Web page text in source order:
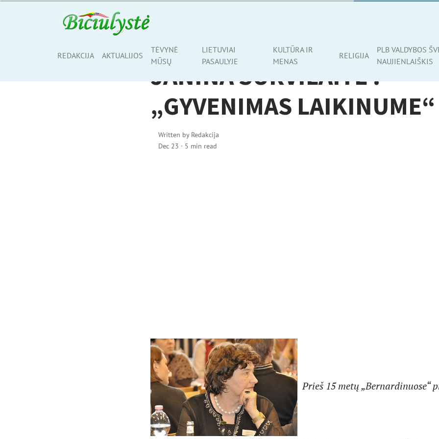
REDAKCIJA AKTUALIJOS
TĖVYNĖ
MŪSŲ
LIETUVIAI
PASAULYJE
KULTŪRA IR
MENAS
RELIGIJA
PLB VALDYBOS
NAUJIENLAIŠKIS
LIETUVIAI PASAULYJE
JANINA SURVILAITĖ :
„GYVENIMAS LAIKINUME“
Written by Redakcija
Dec 23 · 5 min read
Prieš 15 metų „Bernardinuose“
Share